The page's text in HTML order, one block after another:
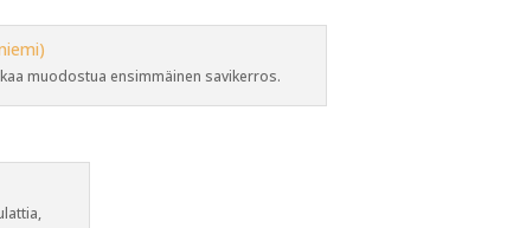
muodostua ensimmäinen savikerros.